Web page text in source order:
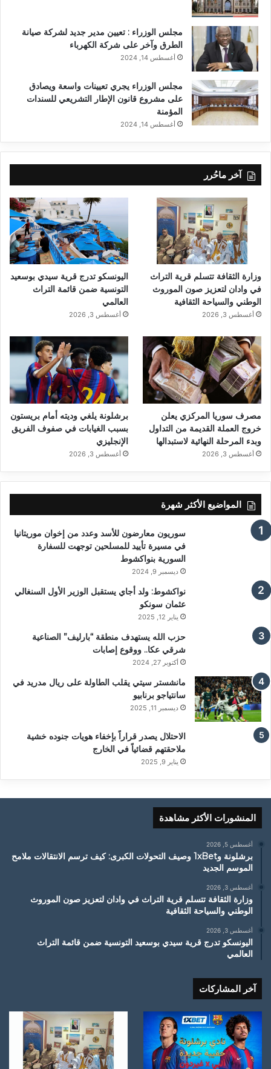
مجلس الوزراء : تعيين مدير جديد لشركة صيانة
الطرق وآخر على شركة الكهرباء
أغسطس 14, 2024
مجلس الوزراء يجري تعيينات واسعة ويصادق
على مشروع قانون الإطار التشريعي للسندات
المؤمنة
أغسطس 14, 2024
آخر ماحُرر
وزارة الثقافة تتسلم قرية التراث
في وادان لتعزيز صون الموروث
الوطني والسياحة الثقافية
أغسطس 3, 2026
اليونسكو تدرج قرية سيدي بوسعيد
التونسية ضمن قائمة التراث
العالمي
أغسطس 3, 2026
مصرف سوريا المركزي يعلن
خروج العملة القديمة من التداول
وبدء المرحلة النهائية لاستبدالها
أغسطس 3, 2026
برشلونة يلغي وديته أمام بريستون
بسبب الغيابات في صفوف الفريق
الإنجليزي
أغسطس 3, 2026
المواضيع الأكثر شهرة
سوريون معارضون للأسد وعدد من إخوان موريتانيا
في مسيرة تأييد للمسلحين توجهت للسفارة
السورية بنواكشوط
ديسمبر 9, 2024
نواكشوط: ولد أجاي يستقبل الوزير الأول السنغالي
عثمان سونكو
يناير 12, 2025
حزب الله يستهدف منطقة “بارليف” الصناعية
شرقي عكا.. ووقوع إصابات
أكتوبر 27, 2024
مانشستر سيتي يقلب الطاولة على ريال مدريد في
سانتياجو برنابيو
ديسمبر 11, 2025
الاحتلال يصدر قراراً بإخفاء هويات جنوده خشية
ملاحقتهم قضائياً في الخارج
يناير 9, 2025
المنشورات الأكثر مشاهدة
أغسطس 5, 2026
برشلونة و1xBet وصيف التحولات الكبرى: كيف ترسم الانتقالات ملامح
الموسم الجديد
أغسطس 3, 2026
وزارة الثقافة تتسلم قرية التراث في وادان لتعزيز صون الموروث
الوطني والسياحة الثقافية
أغسطس 3, 2026
اليونسكو تدرج قرية سيدي بوسعيد التونسية ضمن قائمة التراث
العالمي
آخر المشاركات